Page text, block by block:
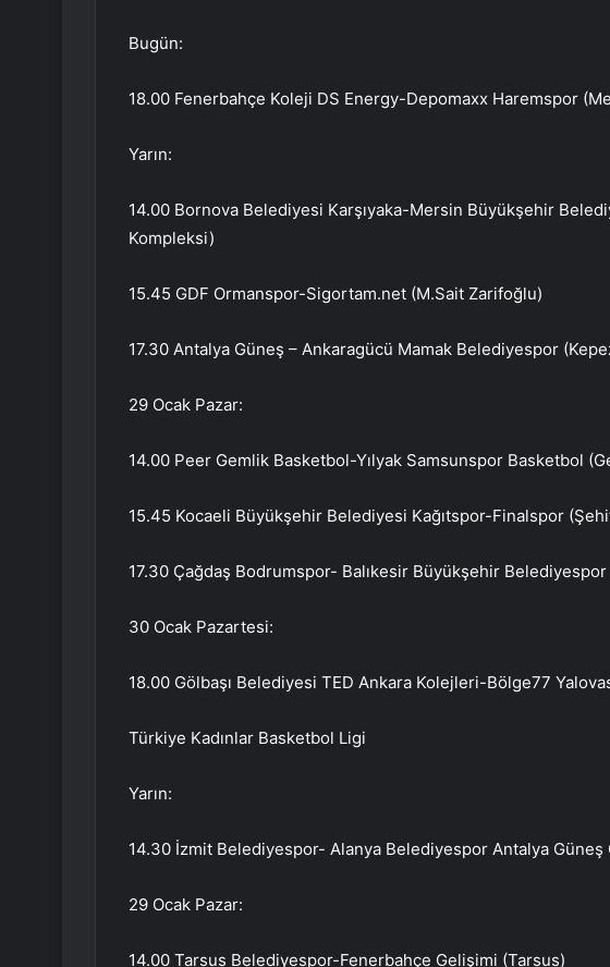
Bugün:
18.00 Fenerbahçe Koleji DS Energy-Depomaxx Haremspor
Yarın:
14.00 Bornova Belediyesi Karşıyaka-Mersin Büyükşehir
Kompleksi)
15.45 GDF Ormanspor-Sigortam.net (M.Sait Zarifoğlu)
17.30 Antalya Güneş – Ankaragücü Mamak Belediyespor
29 Ocak Pazar:
14.00 Peer Gemlik Basketbol-Yılyak Samsunspor Basketbol
15.45 Kocaeli Büyükşehir Belediyesi Kağıtspor-Finalspor
17.30 Çağdaş Bodrumspor- Balıkesir Büyükşehir
30 Ocak Pazartesi:
18.00 Gölbaşı Belediyesi TED Ankara Kolejleri-Bölge77
Türkiye Kadınlar Basketbol Ligi
Yarın:
14.30 İzmit Belediyespor- Alanya Belediyespor Antalya Güneş
29 Ocak Pazar:
14.00 Tarsus Belediyespor-Fenerbahçe Gelişimi (Tarsus)